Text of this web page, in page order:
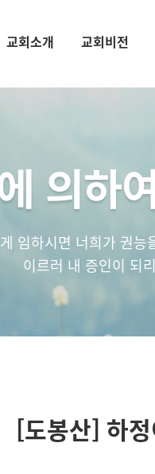
교회소개 교회비전
의하
임하시면 너희가 권
이르러 내 증인이 되
[도봉산] 하